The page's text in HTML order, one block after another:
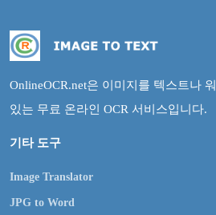
OnlineOCR.net은 이미지를 텍스트나
있는 무료 온라인 OCR 서비스입니다.
기타 도구
Image Translator
JPG to Word